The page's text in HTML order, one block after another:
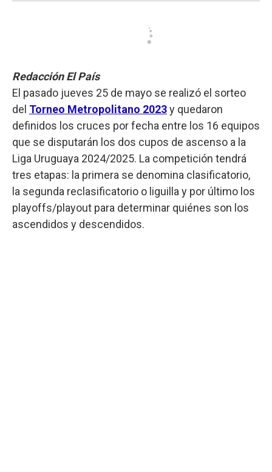
Redacción El País
El pasado jueves 25 de mayo se realizó el sorteo
del Torneo Metropolitano 2023y quedaron
definidos los cruces por fecha entre los 16 equipos
que se disputarán los dos cupos de ascenso a la
Liga Uruguaya 2024/2025. La competición tendrá
tres etapas: la primera se denomina clasificatorio,
la segunda reclasificatorio o liguilla y por último los
playoffs/playout para determinar quiénes son los
ascendidos y descendidos.